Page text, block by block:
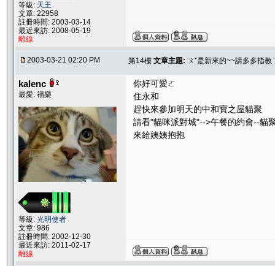
等級: 天王
文章: 22958
註冊時間: 2003-03-14
最近來訪: 2008-05-19
離線
2003-03-21 02:20 PM 第14樓 文章主題: ㄡˇ是新來的~~請多多指教
kalenc
最愛: 福樂
等級: 光明使者
文章: 986
註冊時間: 2002-12-30
最近來訪: 2011-02-17
離線
你好可愛ㄛ
住永和
趕快來參加明天的中和寶之屋貓聚
請看"貓咪派對城"-->午餐的約會--貓
來給姨姨抱抱